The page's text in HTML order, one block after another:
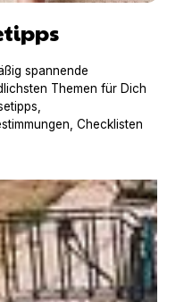
spannende
Themen für Dich
Checklisten